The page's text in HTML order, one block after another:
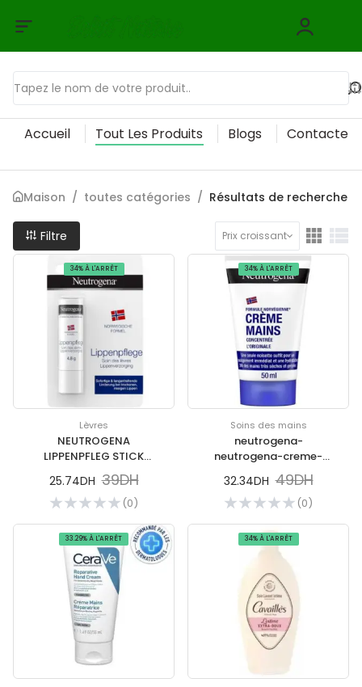
Accueil Tout Les Produits Blogs
Maison / toutes catégories / Résultats de recherche
Filtre Prix croissant
34% À L'ARRÊT
Lèvres
NEUTROGENA
LIPPENPFLEG STICK
LEVRES SPF 4
25.74DH 39DH
(0)
34% À L'ARRÊT
Soins des mains
neutrogena-
neutrogena-creme-
mains-loriginale-50-ml-
soins-des-mains
32.34DH 49DH
(0)
33.29% À L'ARRÊT 34% À L'ARRÊT